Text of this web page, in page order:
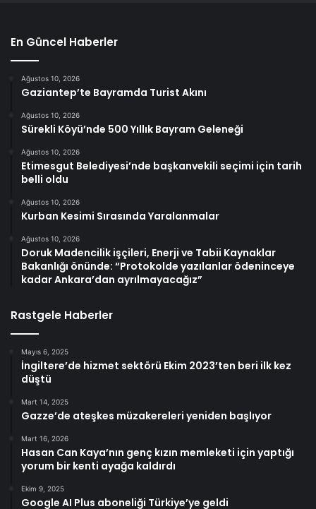
En Güncel Haberler
Ağustos 10, 2026
Gaziantep’te Bayramda Turist Akını
Ağustos 10, 2026
Sürekli Köyü’nde 500 Yıllık Bayram Geleneği
Ağustos 10, 2026
Etimesgut Belediyesi’nde başkanvekili seçimi için tarih
belli oldu
Ağustos 10, 2026
Kurban Kesimi Sırasında Yaralanmalar
Ağustos 10, 2026
Doruk Madencilik işçileri, Enerji ve Tabii Kaynaklar
Bakanlığı önünde: “Protokolde yazılanlar ödeninceye
kadar Ankara’dan ayrılmayacağız”
Rastgele Haberler
Mayıs 6, 2025
İngiltere’de hizmet sektörü Ekim 2023’ten beri ilk kez
düştü
Mart 14, 2025
Gazze’de ateşkes müzakereleri yeniden başlıyor
Mart 16, 2026
Hasan Can Kaya’nın genç kızın memleketi için yaptığı
yorum bir kenti ayağa kaldırdı
Ekim 9, 2025
Google AI Plus aboneliği Türkiye’ye geldi